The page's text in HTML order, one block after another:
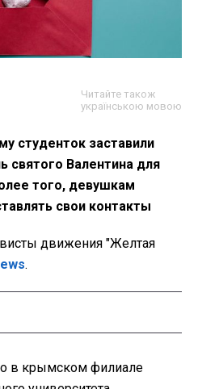
Читайте також
українською мовою
студенток заставили
святого Валентина для
того, девушкам
свои контакты
движения "Желтая
.
в крымском филиале